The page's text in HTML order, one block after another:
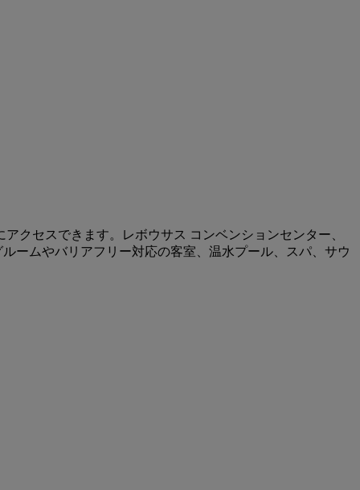
クセスできます。レボウサス コンベンションセンター、
ームやバリアフリー対応の客室、温水プール、スパ、サウ